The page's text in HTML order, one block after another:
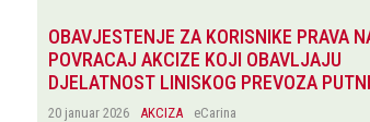
OBAVJESTENJE ZA KORISNIKE PRAVA
POVRACAJ AKCIZE KOJI OBAVLJAJU
DJELATNOST LINISKOG PREVOZA
20 januar 2026 AKCIZA eCarina